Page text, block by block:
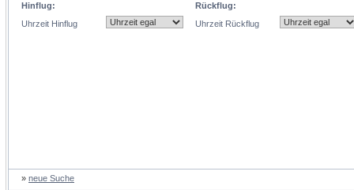
Hinflug:
Uhrzeit Hinflug
Rückflug:
Uhrzeit Rückflug
» neue Suche